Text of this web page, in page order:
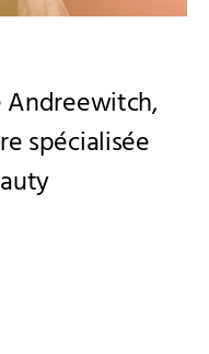
Andreewitch,
spécialisée